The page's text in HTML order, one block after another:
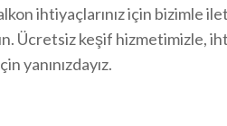
ihtiyaçlarınız için bizimle
Ücretsiz keşif hizmetimizle,
yanınızdayız.